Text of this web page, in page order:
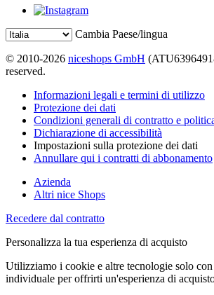
Cambia Paese/lingua
© 2010-2026 niceshops GmbH
reserved.
Informazioni legali e termini di utilizzo
Protezione dei dati
Condizioni generali di contratto e
Dichiarazione di accessibilità
Impostazioni sulla protezione dei dati
Annullare qui i contratti di abbonamento
Azienda
Altri nice Shops
Recedere dal contratto
Personalizza la tua esperienza di acquisto
Utilizziamo i cookie e altre tecnologie solo
individuale per offrirti un'esperienza di